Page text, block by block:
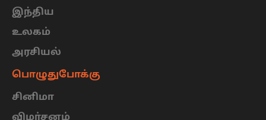
இந்திய
உலகம்
அரசியல்
பொழுதுபோக்கு
சினிமா